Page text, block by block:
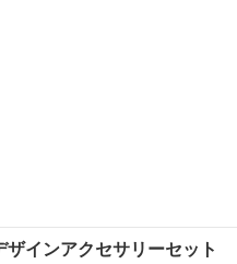
ザインアクセサリーセット